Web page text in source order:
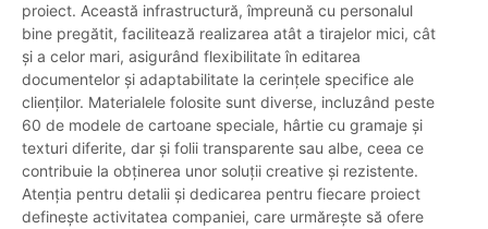
proiect. Această infrastructură, împreună cu personalul
bine pregătit, facilitează realizarea atât a tirajelor mici, cât
și a celor mari, asigurând flexibilitate în editarea
documentelor și adaptabilitate la cerințele specifice ale
clienților. Materialele folosite sunt diverse, incluzând peste
60 de modele de cartoane speciale, hârtie cu gramaje și
texturi diferite, dar și folii transparente sau albe, ceea ce
contribuie la obținerea unor soluții creative și rezistente.
Atenția pentru detalii și dedicarea pentru fiecare proiect
definește activitatea companiei, care urmărește să ofere